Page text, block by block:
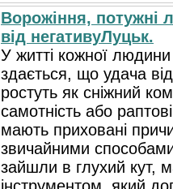
Ворожіння, потужні
від негативуЛуцьк.
У житті кожної
здається, що удача
ростуть як сніжний
самотність або
мають приховані
звичайними
зайшли в глухий кут,